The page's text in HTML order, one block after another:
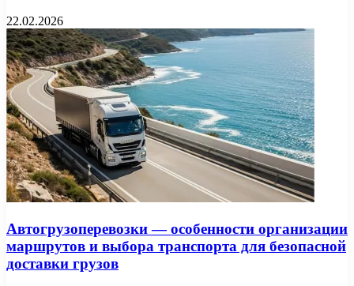
22.02.2026
Автогрузоперевозки — особенности организации
маршрутов и выбора транспорта для безопасной
доставки грузов